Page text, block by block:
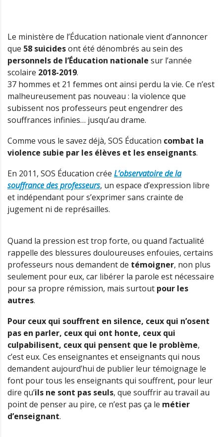
Le ministère de l’Éducation nationale vient d’annoncer
que 58 suicidesont été dénombrés au sein des
personnels de l’Éducation nationale sur l’année
scolaire 2018-2019.
37 hommes et 21 femmes ont ainsi perdu la vie. Ce n’est
malheureusement pas nouveau : la violence que
subissent nos professeurs peut engendrer des
souffrances infinies… jusqu’au drame.
Comme vous le savez déjà, SOS Éducation combat la
violence subie par les élèves et les enseignants.
En 2011, SOS Éducation crée L’observatoire de la
souffrance des professeurs, un espace d’expression libre
et indépendant pour s’exprimer sans crainte de
jugement ni de représailles.
Quand la pression est trop forte, ou quand l’actualité
rappelle des blessures douloureuses enfouies, certains
professeurs nous demandent de témoigner, non plus
seulement pour eux, car libérer la parole est nécessaire
pour sa propre rémission, mais surtout pour les
autres.
Pour ceux qui souffrent en silence, ceux qui n’osent
pas en parler, ceux qui ont honte, ceux qui
culpabilisent, ceux qui pensent que le problème,
c’est eux. Ces enseignantes et enseignants qui nous
demandent aujourd’hui de publier leur témoignage le
font pour tous les enseignants qui souffrent, pour leur
dire qu’ils ne sont pas seuls, que souffrir au travail au
point de penser au pire, ce n’est pas ça le métier
d’enseignant.